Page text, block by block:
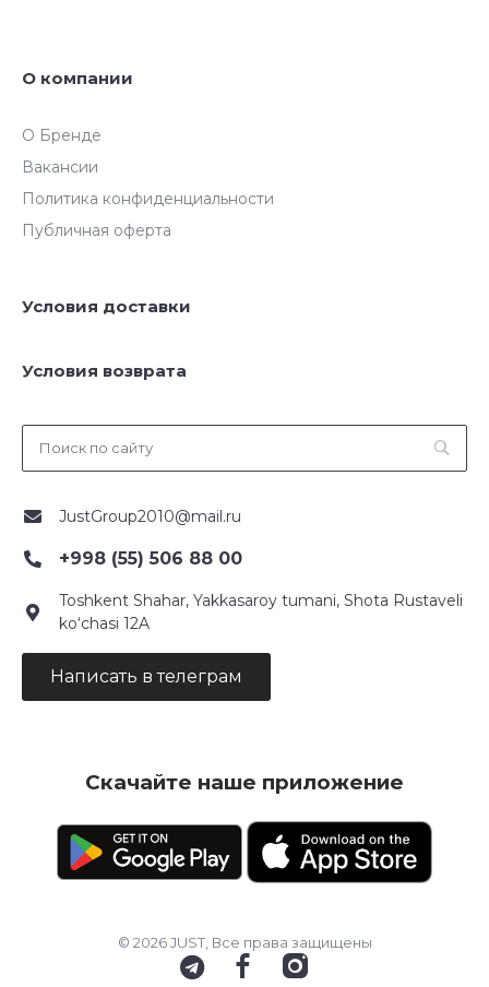
О компании
О Бренде
Вакансии
Политика конфиденциальности
Публичная оферта
Условия доставки
Условия возврата
JustGroup2010@mail.ru
+998 (55) 506 88 00
Toshkent Shahar, Yakkasaroy tumani, Shota Rustaveli
ko‘chasi 12A
Написать в телеграм
Скачайте наше приложение
© 2026 JUST, Все права защищены